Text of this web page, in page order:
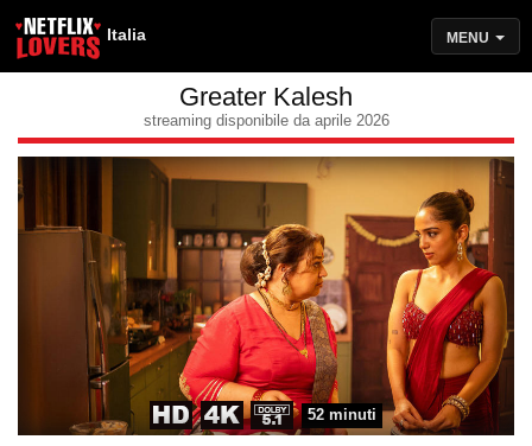
Italia MENU
Greater Kalesh
streaming disponibile da aprile 2026
52 minuti